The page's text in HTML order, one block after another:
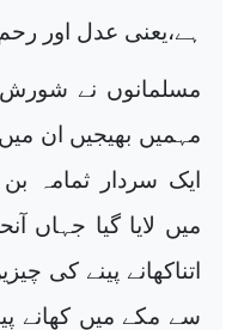
ہے،یعنی عدل اور
مسلمانوں نے
مہمیں بھیجیں ان
ایک سردار ثمامہ بن
میں لایا گیا جہاں
اتناکھانے پینے کی
سے مکے میں کھانے